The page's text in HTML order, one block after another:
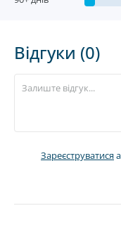
Відгуки (0)
Зареєструватися